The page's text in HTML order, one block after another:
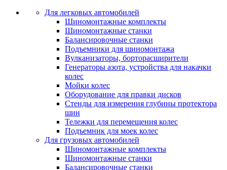
Для легковых автомобилей
Шиномонтажные комплекты
Шиномонтажные станки
Балансировочные станки
Подъемники для шиномонтажа
Вулканизаторы, борторасширители
Генераторы азота, устройства для накачки
колес
Мойки колес
Оборудование для правки дисков
Стенды для измерения глубины протектора
шин
Тележки для перемещения колес
Подъемник для моек колеc
Для грузовых автомобилей
Шиномонтажные комплекты
Шиномонтажные станки
Балансировочные станки